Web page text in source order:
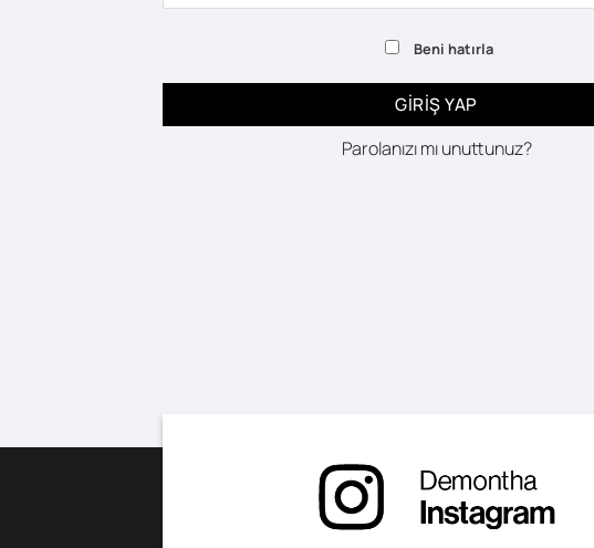
Beni hatırla
GIRIŞ YAP
Parolanızı mı unuttunuz?